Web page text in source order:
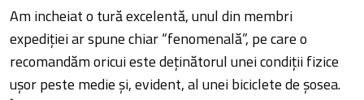
Am incheiat o tură excelentă, unul din membri
expediției ar spune chiar “fenomenală”, pe care o
recomandăm oricui este deținătorul unei condiții fizice
ușor peste medie și, evident, al unei biciclete de șosea.